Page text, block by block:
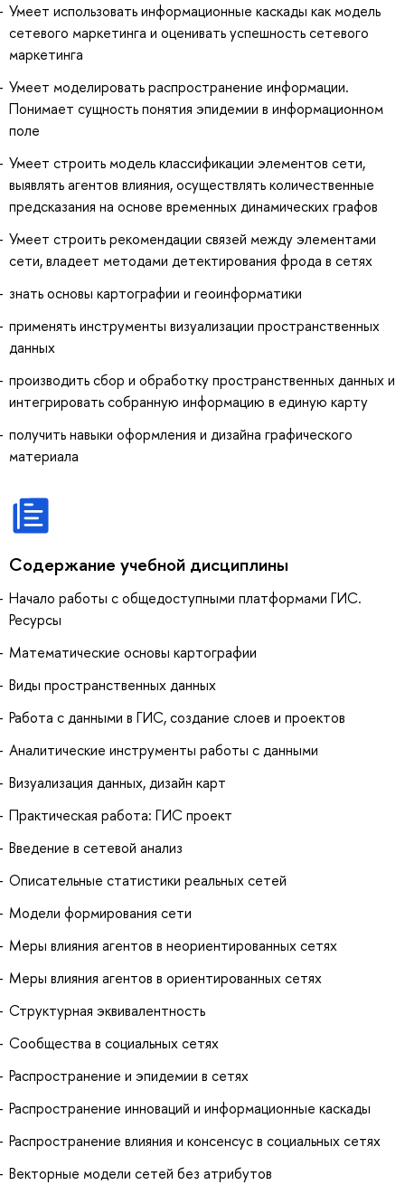
Умеет использовать информационные каскады как модель
сетевого маркетинга и оценивать успешность сетевого
маркетинга
Умеет моделировать распространение информации.
Понимает сущность понятия эпидемии в информационном
поле
Умеет строить модель классификации элементов сети,
выявлять агентов влияния, осуществлять количественные
предсказания на основе временных динамических графов
Умеет строить рекомендации связей между элементами
сети, владеет методами детектирования фрода в сетях
знать основы картографии и геоинформатики
применять инструменты визуализации пространственных
данных
производить сбор и обработку пространственных данных и
интегрировать собранную информацию в единую карту
получить навыки оформления и дизайна графического
материала
Содержание учебной дисциплины
Начало работы с общедоступными платформами ГИС.
Ресурсы
Математические основы картографии
Виды пространственных данных
Работа с данными в ГИС, создание слоев и проектов
Аналитические инструменты работы с данными
Визуализация данных, дизайн карт
Практическая работа: ГИС проект
Введение в сетевой анализ
Описательные статистики реальных сетей
Модели формирования сети
Меры влияния агентов в неориентированных сетях
Меры влияния агентов в ориентированных сетях
Структурная эквивалентность
Сообщества в социальных сетях
Распространение и эпидемии в сетях
Распространение инноваций и информационные каскады
Распространение влияния и консенсус в социальных сетях
Векторные модели сетей без атрибутов